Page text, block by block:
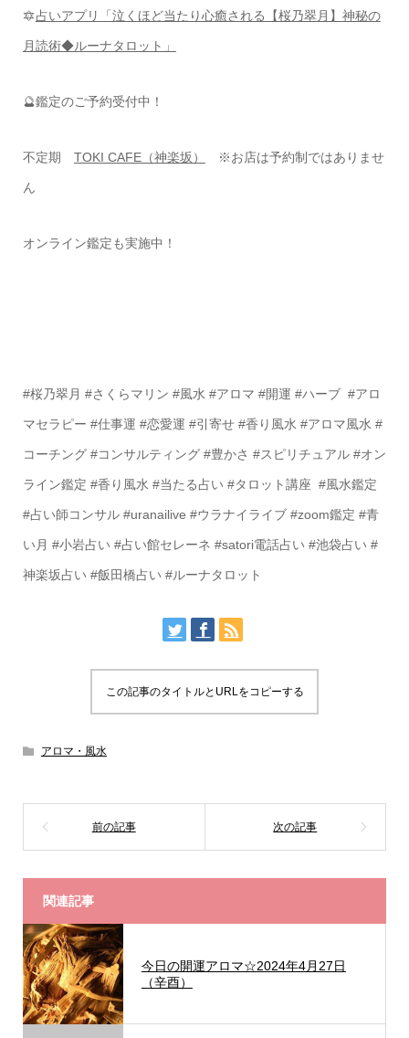
🔯占いアプリ「泣くほど当たり心癒される【桜乃翠月】神秘の
月読術◆ルーナタロット」
🔮鑑定のご予約受付中！
不定期 TOKI CAFE（神楽坂） ※お店は予約制ではありませ
ん
オンライン鑑定も実施中！
#桜乃翠月 #さくらマリン #風水 #アロマ #開運 #ハーブ #アロ
マセラピー #仕事運 #恋愛運 #引寄せ #香り風水 #アロマ風水 #
コーチング #コンサルティング #豊かさ #スピリチュアル #オン
ライン鑑定 #香り風水 #当たる占い #タロット講座 #風水鑑定
#占い師コンサル #uranailive #ウラナイライブ #zoom鑑定 #青
い月 #小岩占い #占い館セレーネ #satori電話占い #池袋占い #
神楽坂占い #飯田橋占い #ルーナタロット
この記事のタイトルとURLをコピーする
アロマ・風水
関連記事
今日の開運アロマ☆2024年4月27日
（辛酉）